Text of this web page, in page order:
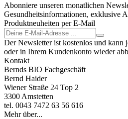
Abonniere unseren monatlichen
Gesundheitsinformationen, exklusive
Produktneuheiten per E-Mail
Der Newsletter ist kostenlos und kann
oder in Ihrem Kundenkonto wieder
Kontakt
Bernds BIO Fachgeschäft
Bernd Haider
Wiener Straße 24 Top 2
3300 Amstetten
tel. 0043 7472 63 56 616
Mehr über...